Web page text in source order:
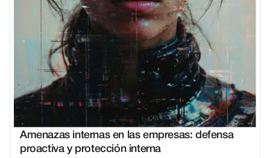
Amenazas internas en las empresas: defensa
proactiva y protección interna